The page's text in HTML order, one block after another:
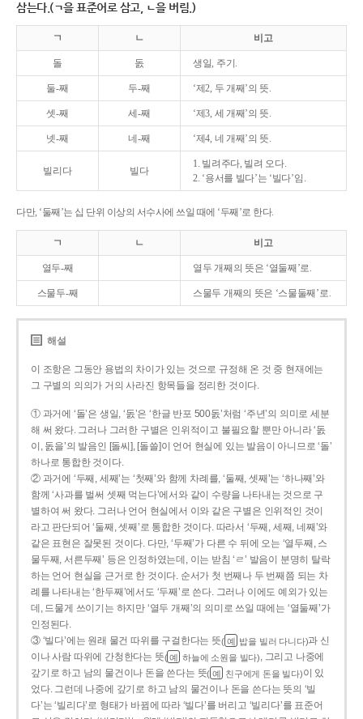
삼는다.(ㄱ을 표준어로 삼고, ㄴ을 버림.)
ㄱ ㄴ 비고
돌 돐 생일, 주기.
둘-째 두-째 ‘제2, 두 개째’의 뜻.
셋-째 세-째 ‘제3, 세 개째’의 뜻.
넷-째 네-째 ‘제4, 네 개째’의 뜻.
빌리다 빌다
1. 빌려주다, 빌려 오다.
2. ‘용서를 빌다’는 ‘빌다’임.
다만, ‘둘째’는 십 단위 이상의 서수사에 쓰일 때에 ‘두째’로 한다.
ㄱ ㄴ 비고
열두-째 열두 개째의 뜻은 ‘열둘째’로.
스물두-째 스물두 개째의 뜻은 ‘스물둘째’로.
해설
이 조항은 그동안 용법의 차이가 있는 것으로 규정해 온 것 중 현재에는
그 구별의 의의가 거의 사라진 항목들을 정리한 것이다.
① 과거에 ‘돌’은 생일, ‘돐’은 ‘한글 반포 500돐’처럼 ‘주년’의 의미로 세분
해 써 왔다. 그러나 그러한 구별은 인위적이고 불필요할 뿐만 아니라 ‘돐
이, 돐을’의 발음인 [돌씨], [돌쓸]이 언어 현실에 있는 발음이 아니므로 ‘돌’
하나로 통합한 것이다.
② 과거에 ‘두째, 세째’는 ‘첫째’와 함께 차례를, ‘둘째, 셋째’는 ‘하나째’와
함께 ‘사과를 벌써 셋째 먹는다’에서와 같이 수량을 나타내는 것으로 구
별하여 써 왔다. 그러나 언어 현실에서 이와 같은 구별은 인위적인 것이
라고 판단되어 ‘둘째, 셋째’로 통합한 것이다. 따라서 ‘두째, 세째, 네째’와
같은 표현은 잘못된 것이다. 다만, ‘두째’가 다른 수 뒤에 오는 ‘열두째, 스
물두째, 서른두째’ 등은 인정하였는데, 이는 받침 ‘ㄹ’ 발음이 분명히 탈락
하는 언어 현실을 근거로 한 것이다. 순서가 첫 번째나 두 번째쯤 되는 차
례를 나타내는 ‘한두째’에서도 ‘두째’로 쓴다. 그러나 이에도 예외가 있는
데, 드물게 쓰이기는 하지만 ‘열두 개째’의 의미로 쓰일 때에는 ‘열둘째’가
인정된다.
③ ‘빌다’에는 원래 물건 따위를 구걸한다는 뜻( 예 밥을 빌러 다니다)과 신
이나 사람 따위에 간청한다는 뜻( 예 하늘에 소원을 빌다), 그리고 나중에
갚기로 하고 남의 물건이나 돈을 쓴다는 뜻( 예 친구에게 돈을 빌다)이 있
었다. 그런데 나중에 갚기로 하고 남의 물건이나 돈을 쓴다는 뜻의 ‘빌
다’는 ‘빌리다’로 형태가 바뀜에 따라 ‘빌다’를 버리고 ‘빌리다’를 표준어